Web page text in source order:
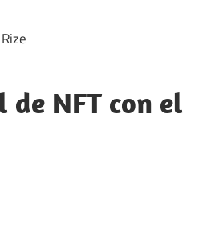
de NFT con el